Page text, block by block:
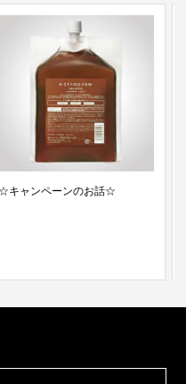
soelu 5周年を迎えました